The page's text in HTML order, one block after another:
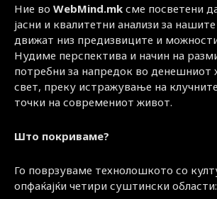
Ние во WebMind.mk сме посветени
јасни и квалитетни анализи за
движат низ предизвиците и
Нудиме перспектива и начин на
потребни за напредок во денешниот
свет, преку истражување на
точки на современиот живот.
Што покриваме?
Го поврзуваме технолошкото со
опфаќајќи четири суштински области: